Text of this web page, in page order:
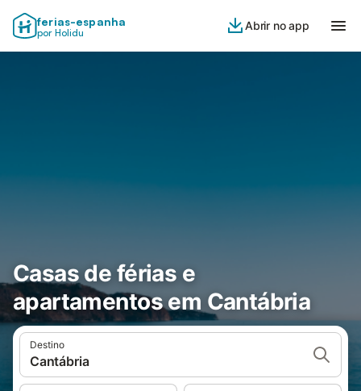
ferias-espanha
por Holidu
Abrir no app
Casas de férias e
apartamentos em Cantábria
Destino
Cantábria